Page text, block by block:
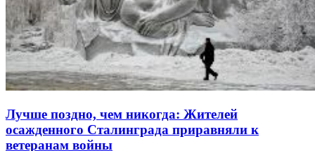
Лучше поздно, чем никогда: Жителей
осажденного Сталинграда приравняли к
ветеранам войны